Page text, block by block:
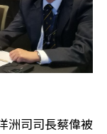
洲司司長蔡偉被